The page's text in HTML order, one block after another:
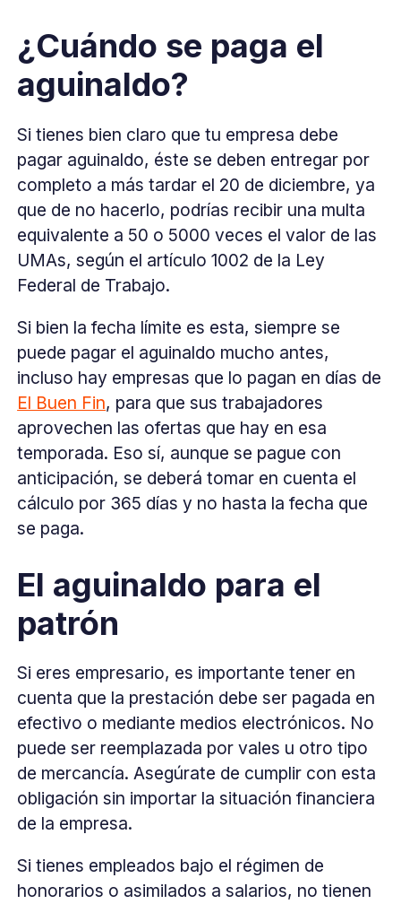
¿Cuándo se paga el
aguinaldo?
Si tienes bien claro que tu empresa debe
pagar aguinaldo, éste se deben entregar por
completo a más tardar el 20 de diciembre, ya
que de no hacerlo, podrías recibir una multa
equivalente a 50 o 5000 veces el valor de las
UMAs, según el artículo 1002 de la Ley
Federal de Trabajo.
Si bien la fecha límite es esta, siempre se
puede pagar el aguinaldo mucho antes,
incluso hay empresas que lo pagan en días de
El Buen Fin, para que sus trabajadores
aprovechen las ofertas que hay en esa
temporada. Eso sí, aunque se pague con
anticipación, se deberá tomar en cuenta el
cálculo por 365 días y no hasta la fecha que
se paga.
El aguinaldo para el
patrón
Si eres empresario, es importante tener en
cuenta que la prestación debe ser pagada en
efectivo o mediante medios electrónicos. No
puede ser reemplazada por vales u otro tipo
de mercancía. Asegúrate de cumplir con esta
obligación sin importar la situación financiera
de la empresa.
Si tienes empleados bajo el régimen de
honorarios o asimilados a salarios, no tienen